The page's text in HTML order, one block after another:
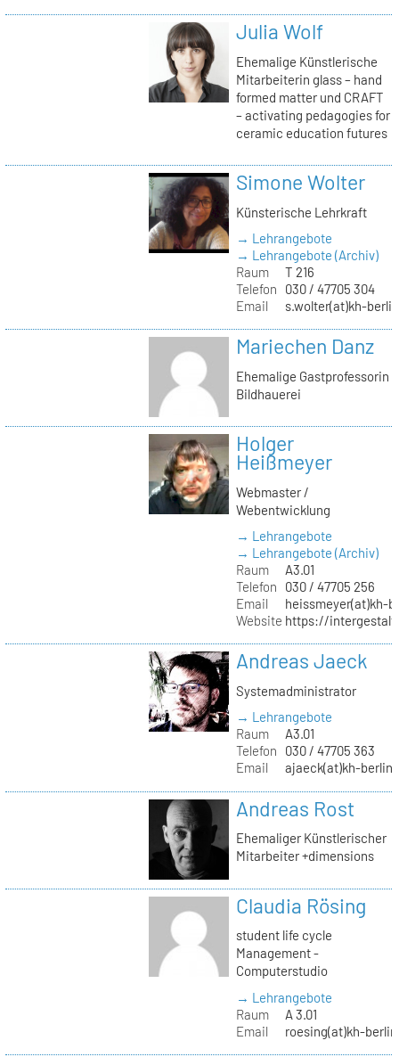
Julia Wolf
Ehemalige Künstlerische
Mitarbeiterin glass – hand
formed matter und CRAFT
– activating pedagogies for
ceramic education futures
Simone Wolter
Künsterische Lehrkraft
→ Lehrangebote
→ Lehrangebote (Archiv)
Raum
T 216
Telefon
030 / 47705 304
Email
s.wolter(at)kh-
Mariechen Danz
Ehemalige Gastprofessorin
Bildhauerei
Holger
Heißmeyer
Webmaster /
Webentwicklung
→ Lehrangebote
→ Lehrangebote (Archiv)
Raum
A3.01
Telefon
030 / 47705 256
Email
heissmeyer(at)kh-
Website https://
Andreas Jaeck
Systemadministrator
→ Lehrangebote
Raum
A3.01
Telefon
030 / 47705 363
Email
ajaeck(at)kh-
Andreas Rost
Ehemaliger Künstlerischer
Mitarbeiter +dimensions
Claudia Rösing
student life cycle
Management -
Computerstudio
→ Lehrangebote
Raum
A 3.01
Email
roesing(at)kh-